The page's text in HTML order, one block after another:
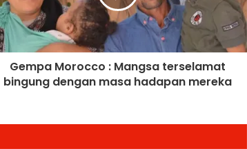
Ketua Mossad Pecat Dua Pegawai
Kanan Kerana Plot Gagal Guling
Kerajaan Iran
Itali Bakal Berdepan Gelombang
Gempa Morocco : Mangsa terselamat
bingung dengan masa hadapan mereka